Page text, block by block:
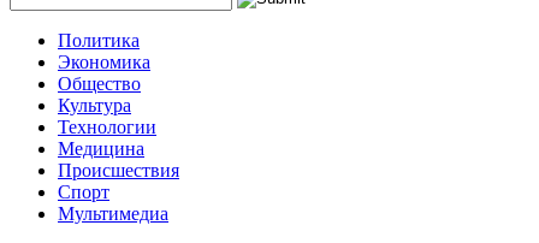
Политика
Экономика
Общество
Культура
Технологии
Медицина
Происшествия
Спорт
Мультимедиа